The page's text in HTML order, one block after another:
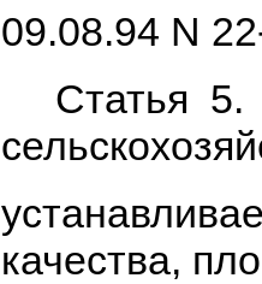
09.08.94 N
Статья 5.
качества,